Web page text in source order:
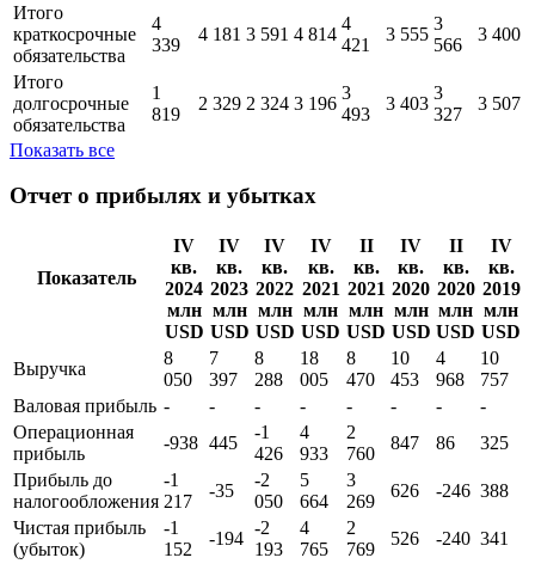
Итого
краткосрочные
обязательства
4
339
4 181 3 591 4 814
4
421
3 555
3
566
3 400
Итого
долгосрочные
обязательства
1
819
2 329 2 324 3 196
3
493
3 403
3
327
3 507
Показать все
Отчет о прибылях и убытках
Показатель
IV
кв.
2024
млн
USD
IV
кв.
2023
млн
USD
IV
кв.
2022
млн
USD
IV
кв.
2021
млн
USD
II
кв.
2021
млн
USD
IV
кв.
2020
млн
USD
II
кв.
2020
млн
USD
IV
кв.
2019
млн
USD
Выручка
8
050
7
397
8
288
18
005
8
470
10
453
4
968
10
757
Валовая прибыль - - - - - - -
-
Операционная
прибыль
-938 445
-1
426
4
933
2
760
847 86
325
Прибыль до
налогообложения
-1
217
-35
-2
050
5
664
3
269
626 -246 388
Чистая прибыль
(убыток)
-1
152
-194
-2
193
4
765
2
769
526 -240 341